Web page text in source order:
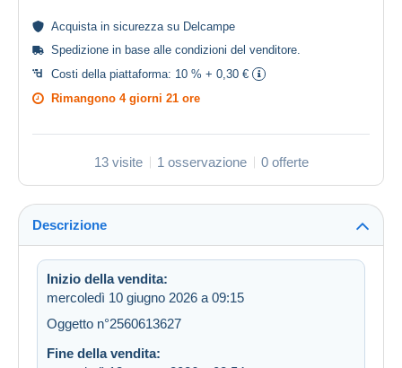
Acquista in sicurezzasu Delcampe
Spedizione in base alle condizioni del venditore.
Costi della piattaforma: 10 % + 0,30 €
Rimangono 4 giorni 21 ore
13 visite 1 osservazione 0 offerte
Descrizione
Inizio della vendita:
mercoledì 10 giugno 2026 a 09:15
Oggetto n°2560613627
Fine della vendita: